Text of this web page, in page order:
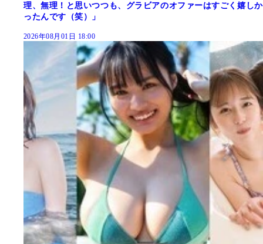
理、無理！と思いつつも、グラビアのオファーはすごく嬉しか
ったんです（笑）」
2026年08月01日 18:00